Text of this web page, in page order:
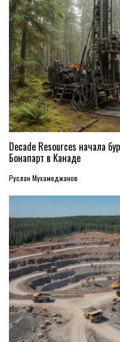
Decade Resources начала
Бонапарт в Канаде
Руслан Мухамеджанов